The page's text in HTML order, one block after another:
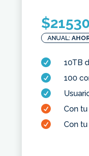
$
ANUAL:
 10TB
 100

 Con
 Con